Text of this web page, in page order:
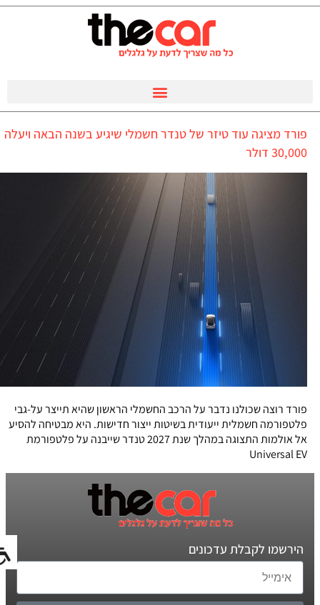
פורד מציגה עוד טיזר של טנדר חשמלי שיגיע בשנה הבאה ויעלה
30,000 דולר
פורד רוצה שכולנו נדבר על הרכב החשמלי הראשון שהיא תייצר על-גבי
פלטפורמה חשמלית ייעודית בשיטות ייצור חדישות. היא מבטיחה להסיע
אל אולמות התצוגה במהלך שנת 2027 טנדר שייבנה על פלטפורמת
Universal EV
הירשמו לקבלת עדכונים